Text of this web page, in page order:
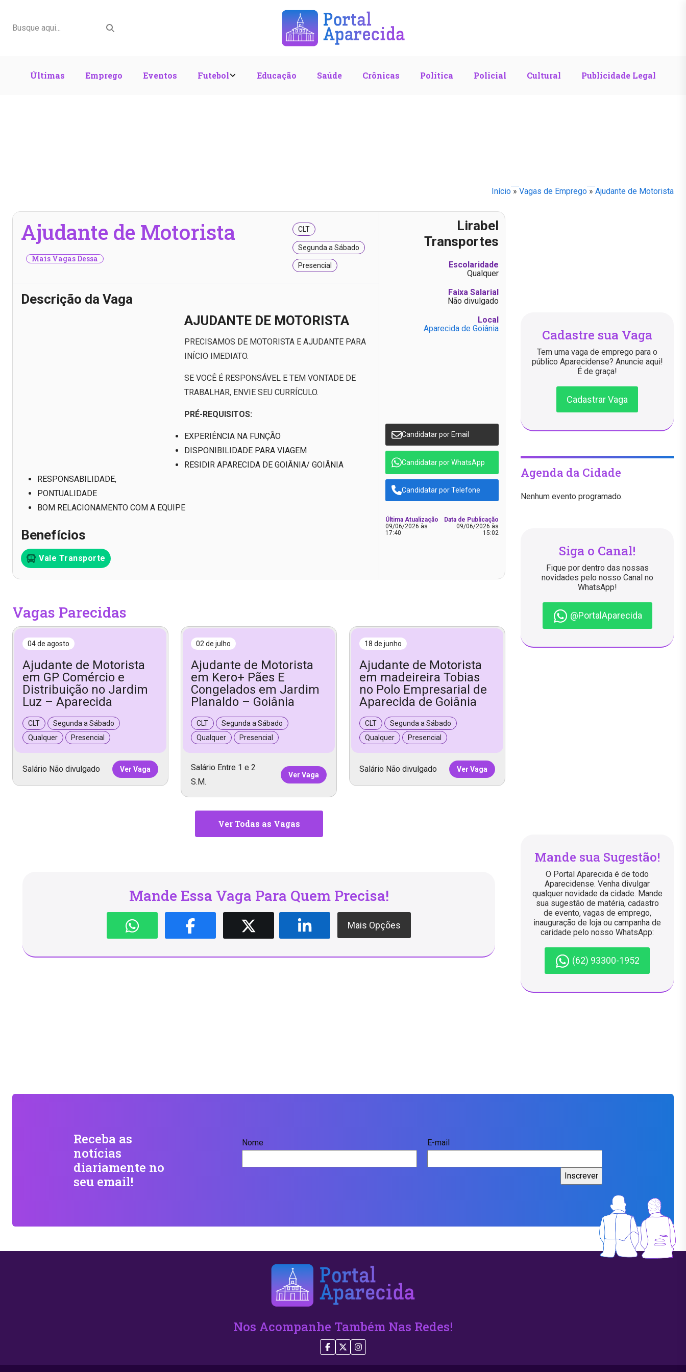
Últimas Emprego Eventos Futebol Educação Saúde Crônicas Política Policial Cultural Publicidade Legal
Início » Vagas de Emprego » Ajudante de Motorista
Ajudante de Motorista
Mais Vagas Dessa
CLT
Segunda a Sábado
Presencial
Descrição da Vaga
AJUDANTE DE MOTORISTA
PRECISAMOS DE MOTORISTA E AJUDANTE PARA
INÍCIO IMEDIATO.
SE VOCÊ É RESPONSÁVEL E TEM VONTADE DE
TRABALHAR, ENVIE SEU CURRÍCULO.
PRÉ-REQUISITOS:
EXPERIÊNCIA NA FUNÇÃO
DISPONIBILIDADE PARA VIAGEM
RESIDIR APARECIDA DE GOIÂNIA/ GOIÂNIA
RESPONSABILIDADE,
PONTUALIDADE
BOM RELACIONAMENTO COM A EQUIPE
Benefícios
Vale Transporte
Lirabel
Transportes
Escolaridade
Qualquer
Faixa Salarial
Não divulgado
Local
Aparecida de Goiânia
Candidatar por Email
Candidatar por WhatsApp
Candidatar por Telefone
Última Atualização
09/06/2026 às
17:40
Data de Publicação
09/06/2026 às
15:02
Vagas Parecidas
04 de agosto
Ajudante de Motorista
em GP Comércio e
Distribuição no Jardim
Luz – Aparecida
CLT
Segunda a Sábado
Qualquer
Presencial
Salário Não divulgado Ver Vaga
02 de julho
Ajudante de Motorista
em Kero+ Pães E
Congelados em Jardim
Planaldo – Goiânia
CLT
Segunda a Sábado
Qualquer
Presencial
Salário Entre 1 e 2
S.M.
Ver Vaga
18 de junho
Ajudante de Motorista
em madeireira Tobias
no Polo Empresarial de
Aparecida de Goiânia
CLT
Segunda a Sábado
Qualquer
Presencial
Salário Não divulgado Ver Vaga
Ver Todas as Vagas
Mande Essa Vaga Para Quem Precisa!
Mais Opções
Cadastre sua Vaga
Tem uma vaga de emprego para o
público Aparecidense? Anuncie aqui!
É de graça!
Cadastrar Vaga
Agenda da Cidade
Nenhum evento programado.
Siga o Canal!
Fique por dentro das nossas
novidades pelo nosso Canal no
WhatsApp!
@PortalAparecida
Mande sua Sugestão!
O Portal Aparecida é de todo
Aparecidense. Venha divulgar
qualquer novidade da cidade. Mande
sua sugestão de matéria, cadastro
de evento, vagas de emprego,
inauguração de loja ou campanha de
caridade pelo nosso WhatsApp:
(62) 93300-1952
Receba as
notícias
diariamente no
seu email!
Nome E-mail
Nos Acompanhe Também Nas Redes!